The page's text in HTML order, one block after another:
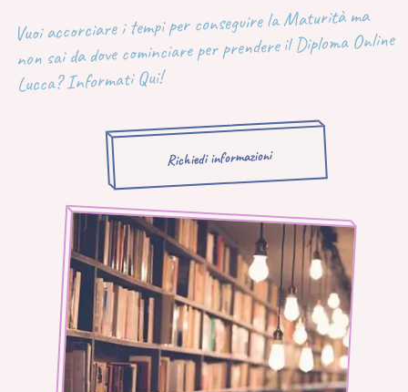
Vuoi accorciare i tempi per conseguire la Maturità ma
non sai da dove cominciare per prendere il Diploma Online
Lucca? Informati Qui!
Richiedi informazioni